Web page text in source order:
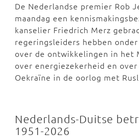
De Nederlandse premier Rob
maandag een
kanselier Friedrich Merz
regeringsleiders hebben
over de ontwikkelingen in het
over energiezekerheid en over
Oekraïne in de oorlog met
Nederlands-Duitse
1951-2026